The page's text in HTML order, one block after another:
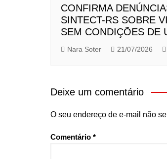
CONFIRMA
SINTECT-RS SOBRE
SEM CONDIÇÕES DE
Nara Soter 21/07/2026
Deixe um comentário
O seu endereço de e-mail não
Comentário *